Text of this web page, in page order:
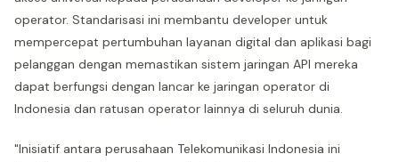
operator. Standarisasi ini membantu developer untuk
mempercepat pertumbuhan layanan digital dan aplikasi bagi
pelanggan dengan memastikan sistem jaringan API mereka
dapat berfungsi dengan lancar ke jaringan operator di
Indonesia dan ratusan operator lainnya di seluruh dunia.
"Inisiatif antara perusahaan Telekomunikasi Indonesia ini